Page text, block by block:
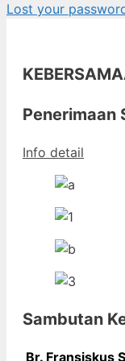
Lost your
Penerimaan
Info detail
Sambutan
Br. Fransiskus